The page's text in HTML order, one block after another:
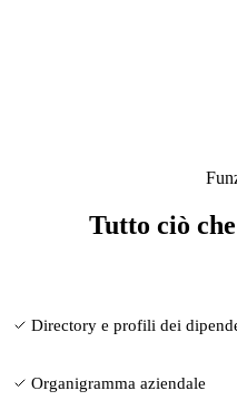
Tutto ciò
Directory e profili dei
Organigramma aziendale